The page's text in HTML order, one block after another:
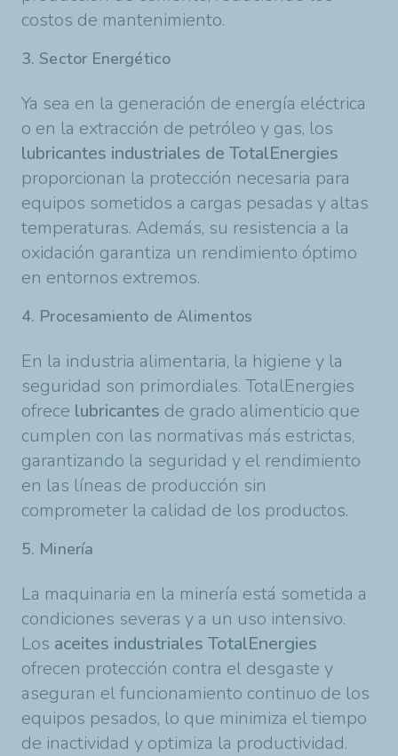
costos de mantenimiento.
3. Sector Energético
Ya sea en la generación de energía eléctrica
o en la extracción de petróleo y gas, los
lubricantes industriales de TotalEnergies
proporcionan la protección necesaria para
equipos sometidos a cargas pesadas y altas
temperaturas. Además, su resistencia a la
oxidación garantiza un rendimiento óptimo
en entornos extremos.
4. Procesamiento de Alimentos
En la industria alimentaria, la higiene y la
seguridad son primordiales. TotalEnergies
ofrece lubricantes de grado alimenticio que
cumplen con las normativas más estrictas,
garantizando la seguridad y el rendimiento
en las líneas de producción sin
comprometer la calidad de los productos.
5. Minería
La maquinaria en la minería está sometida a
condiciones severas y a un uso intensivo.
Los aceites industriales TotalEnergies
ofrecen protección contra el desgaste y
aseguran el funcionamiento continuo de los
equipos pesados, lo que minimiza el tiempo
de inactividad y optimiza la productividad.